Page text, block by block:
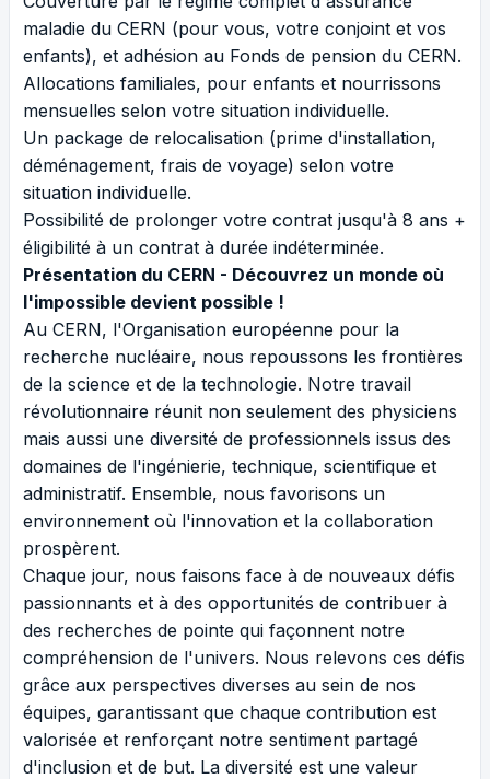
maladie du CERN (pour vous, votre conjoint et vos
enfants), et adhésion au Fonds de pension du CERN.
Allocations familiales, pour enfants et nourrissons
mensuelles selon votre situation individuelle.
Un package de relocalisation (prime d'installation,
déménagement, frais de voyage) selon votre
situation individuelle.
Possibilité de prolonger votre contrat jusqu'à 8 ans +
éligibilité à un contrat à durée indéterminée.
Présentation du CERN - Découvrez un monde où
l'impossible devient possible !
Au CERN, l'Organisation européenne pour la
recherche nucléaire, nous repoussons les frontières
de la science et de la technologie. Notre travail
révolutionnaire réunit non seulement des physiciens
mais aussi une diversité de professionnels issus des
domaines de l'ingénierie, technique, scientifique et
administratif. Ensemble, nous favorisons un
environnement où l'innovation et la collaboration
prospèrent.
Chaque jour, nous faisons face à de nouveaux défis
passionnants et à des opportunités de contribuer à
des recherches de pointe qui façonnent notre
compréhension de l'univers. Nous relevons ces défis
grâce aux perspectives diverses au sein de nos
équipes, garantissant que chaque contribution est
valorisée et renforçant notre sentiment partagé
d'inclusion et de but. La diversité est une valeur